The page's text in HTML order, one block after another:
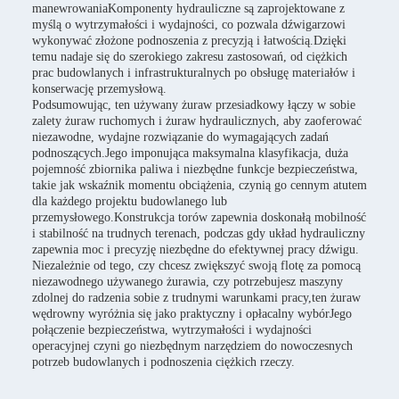
manewrowaniaKomponenty hydrauliczne są zaprojektowane z
myślą o wytrzymałości i wydajności, co pozwala dźwigarzowi
wykonywać złożone podnoszenia z precyzją i łatwością.Dzięki
temu nadaje się do szerokiego zakresu zastosowań, od ciężkich
prac budowlanych i infrastrukturalnych po obsługę materiałów i
konserwację przemysłową.
Podsumowując, ten używany żuraw przesiadkowy łączy w sobie
zalety żuraw ruchomych i żuraw hydraulicznych, aby zaoferować
niezawodne, wydajne rozwiązanie do wymagających zadań
podnoszących.Jego imponująca maksymalna klasyfikacja, duża
pojemność zbiornika paliwa i niezbędne funkcje bezpieczeństwa,
takie jak wskaźnik momentu obciążenia, czynią go cennym atutem
dla każdego projektu budowlanego lub
przemysłowego.Konstrukcja torów zapewnia doskonałą mobilność
i stabilność na trudnych terenach, podczas gdy układ hydrauliczny
zapewnia moc i precyzję niezbędne do efektywnej pracy dźwigu.
Niezależnie od tego, czy chcesz zwiększyć swoją flotę za pomocą
niezawodnego używanego żurawia, czy potrzebujesz maszyny
zdolnej do radzenia sobie z trudnymi warunkami pracy,ten żuraw
wędrowny wyróżnia się jako praktyczny i opłacalny wybórJego
połączenie bezpieczeństwa, wytrzymałości i wydajności
operacyjnej czyni go niezbędnym narzędziem do nowoczesnych
potrzeb budowlanych i podnoszenia ciężkich rzeczy.